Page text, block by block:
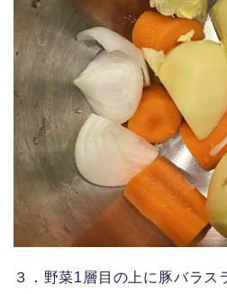
３．野菜1層目の上に豚バラス